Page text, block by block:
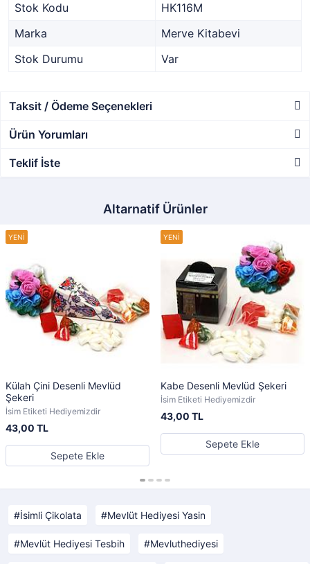
Stok Kodu
HK116M
Marka
Merve Kitabevi
Stok Durumu
Var
Taksit / Ödeme Seçenekleri
Ürün Yorumları
Teklif İste
Altarnatif Ürünler
Külah Çini Desenli Mevlüd
Şekeri
İsim Etiketi Hediyemizdir
43,00 TL
Sepete Ekle
Kabe Desenli Mevlüd Şekeri
İsim Etiketi Hediyemizdir
43,00 TL
Sepete Ekle
İsimli Çikolata Mevlüt Hediyesi Yasin
Mevlüt Hediyesi Tesbih Mevluthediyesi